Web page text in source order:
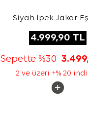
Siyah İpek Jakar
4.999,90 TL
Sepette %30
2 ve üzeri +% 20